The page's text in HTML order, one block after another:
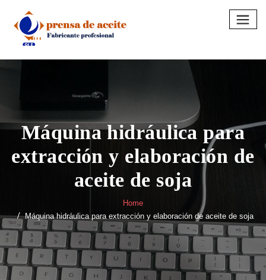
content
Máquina hidráulica para
extracción y elaboración de
aceite de soja
Home
Máquina hidráulica para extracción y elaboración de aceite de soja